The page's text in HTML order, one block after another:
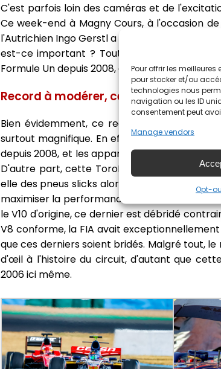
Pour offrir les
pour stocker et/ou
technologies nous
navigation ou les ID
consentement peut
Manage vendors
Opt-
C'est parfois loin des caméras et de
Ce week-end à Magny Cours, à l'occasion
l'Autrichien Ingo Gerstl a signé au volant de sa
est-ce important ? Tout simplement parce
Formule Un depuis 2008, autrement dit
Record à modérer, certes mais
Bien évidemment, ce record est à
surtout magnifique. En effet, il faut placer ce
depuis 2008, et les apparitions sur le circuit
D'autre part, cette ToroRosso STR01 a un
elle des pneus slicks alors qu'en 2006 la F1
maximiser la performance, c'est surtout
le V10 d'origine, ce dernier est débridé
V8 conforme, la FIA avait
que ces derniers soient bridés. Malgré tout,
d'œil à l'histoire du circuit, d'autant que
2006 ici même.